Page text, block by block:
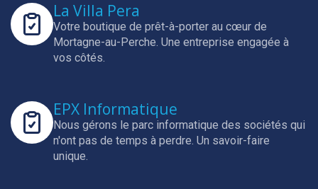
La Villa Pera
Votre boutique de prêt-à-porter au cœur de
Mortagne-au-Perche. Une entreprise engagée à
vos côtés.
EPX Informatique
Nous gérons le parc informatique des sociétés qui
n'ont pas de temps à perdre. Un savoir-faire
unique.